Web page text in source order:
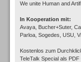
We unite Human and
In Kooperation mit:
Avaya, Bucher+Suter,
Parloa, Sogedes, USU,
Kostenlos zum
TeleTalk Special als PDF